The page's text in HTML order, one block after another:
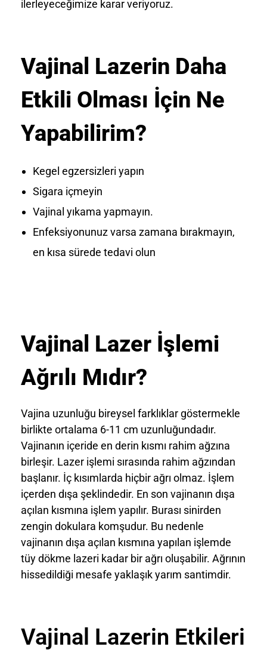
ilerleyeceğimize karar veriyoruz.
Vajinal Lazerin Daha
Etkili Olması İçin Ne
Yapabilirim?
Kegel egzersizleri yapın
Sigara içmeyin
Vajinal yıkama yapmayın.
Enfeksiyonunuz varsa zamana bırakmayın,
en kısa sürede tedavi olun
Vajinal Lazer İşlemi
Ağrılı Mıdır?
Vajina uzunluğu bireysel farklıklar göstermekle
birlikte ortalama 6-11 cm uzunluğundadır.
Vajinanın içeride en derin kısmı rahim ağzına
birleşir. Lazer işlemi sırasında rahim ağzından
başlanır. İç kısımlarda hiçbir ağrı olmaz. İşlem
içerden dışa şeklindedir. En son vajinanın dışa
açılan kısmına işlem yapılır. Burası sinirden
zengin dokulara komşudur. Bu nedenle
vajinanın dışa açılan kısmına yapılan işlemde
tüy dökme lazeri kadar bir ağrı oluşabilir. Ağrının
hissedildiği mesafe yaklaşık yarım santimdir.
Vajinal Lazerin Etkileri